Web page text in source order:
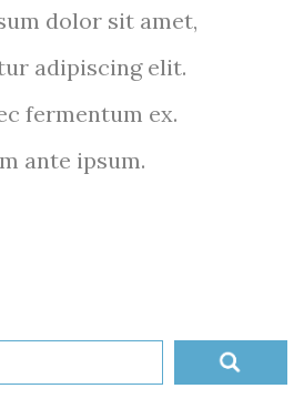
dolor sit amet,
adipiscing elit.
fermentum ex.
ante ipsum.